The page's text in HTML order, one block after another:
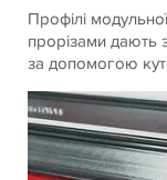
Профілі
прорізами дають
за допомогою